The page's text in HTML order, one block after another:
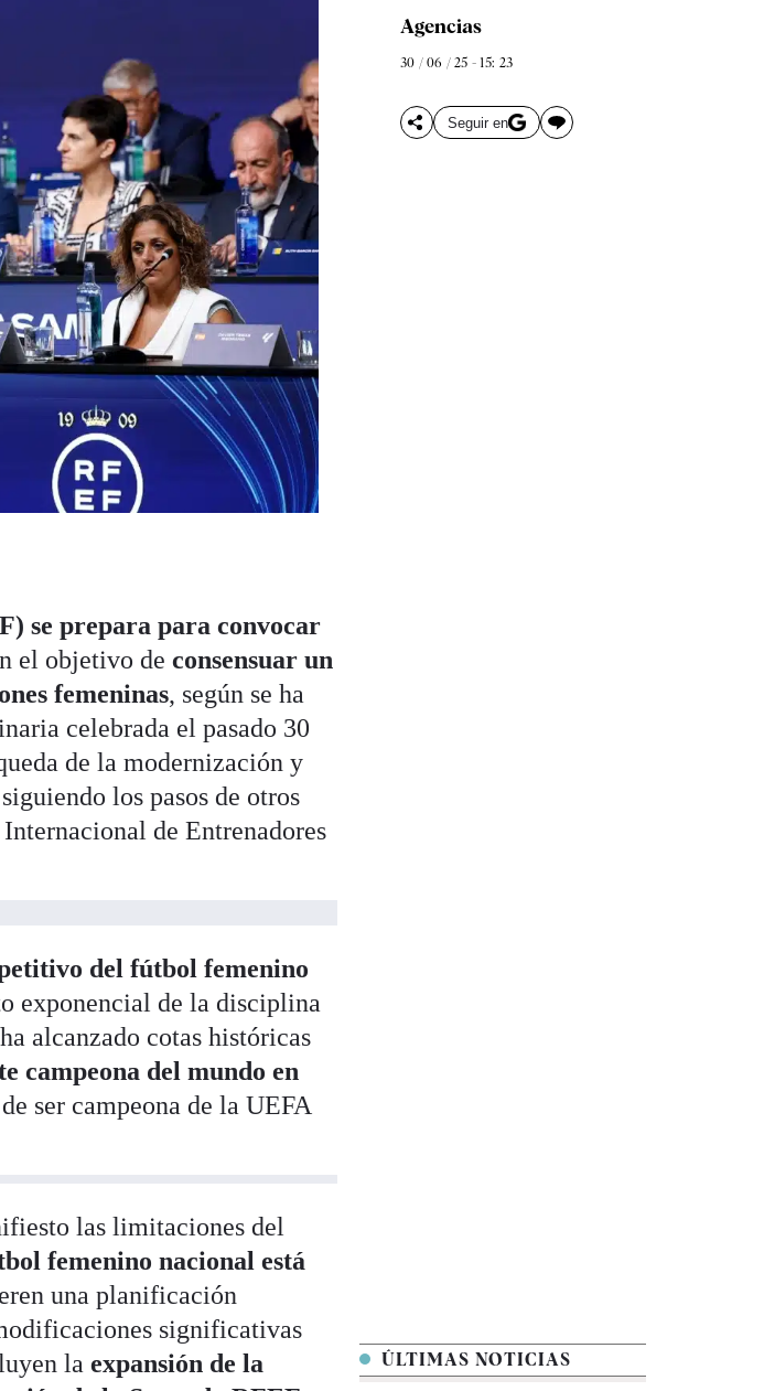
Agencias
30 / 06 / 25 - 15: 23
Seguir en
se prepara para convocar
el objetivo deconsensuar un
femeninas, según se ha
celebrada el pasado 30
de la modernización y
los pasos de otros
de Entrenadores
del fútbol femenino
exponencial de la disciplina
alcanzado cotas históricas
campeona del mundo en
ser campeona de la UEFA
las limitaciones del
femenino nacional está
una planificación
significativas
laexpansión de la
ÚLTIMAS NOTICIAS